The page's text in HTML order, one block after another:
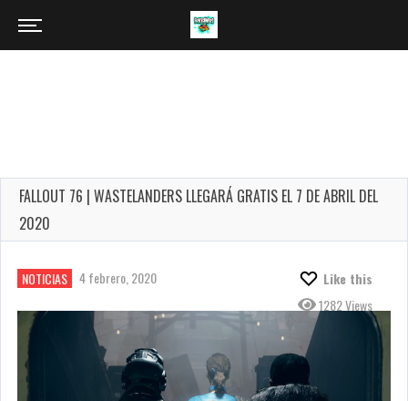
FALLOUT 76 | WASTELANDERS LLEGARÁ GRATIS EL 7 DE ABRIL DEL
2020
NOTICIAS 4 febrero, 2020
Like this
1282 Views